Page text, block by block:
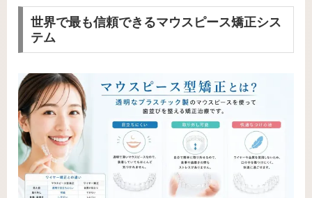
世界で最も信頼できるマウスピース矯正シス
テム